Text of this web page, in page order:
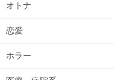
オトナ
恋愛
ホラー